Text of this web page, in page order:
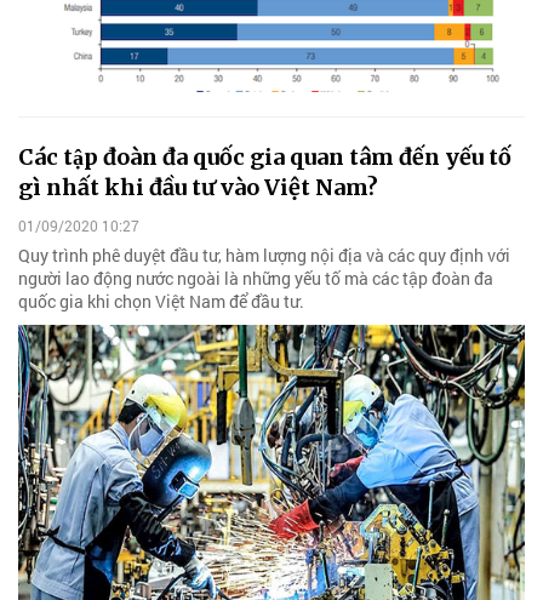
Các tập đoàn đa quốc gia quan tâm đến yếu tố
gì nhất khi đầu tư vào Việt Nam?
01/09/2020 10:27
Quy trình phê duyệt đầu tư, hàm lượng nội địa và các quy định với
người lao động nước ngoài là những yếu tố mà các tập đoàn đa
quốc gia khi chọn Việt Nam để đầu tư.